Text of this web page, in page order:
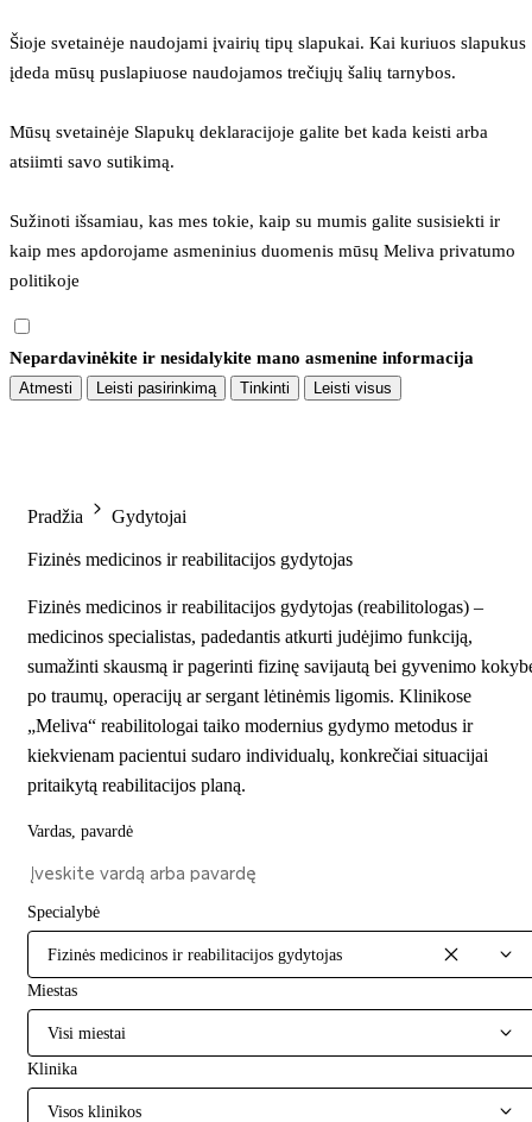
Šioje svetainėje naudojami įvairių tipų slapukai. Kai kuriuos slapukus
įdeda mūsų puslapiuose naudojamos trečiųjų šalių tarnybos.
Mūsų svetainėje Slapukų deklaracijoje galite bet kada keisti arba
atsiimti savo sutikimą.
Sužinoti išsamiau, kas mes tokie, kaip su mumis galite susisiekti ir
kaip mes apdorojame asmeninius duomenis mūsų Meliva privatumo
politikoje
Nepardavinėkite ir nesidalykite mano asmenine informacija
Atmesti Leisti pasirinkimą Tinkinti Leisti visus
Pradžia Gydytojai
Fizinės medicinos ir reabilitacijos gydytojas
Fizinės medicinos ir reabilitacijos gydytojas (reabilitologas) –
medicinos specialistas, padedantis atkurti judėjimo funkciją,
sumažinti skausmą ir pagerinti fizinę savijautą bei gyvenimo
po traumų, operacijų ar sergant lėtinėmis ligomis. Klinikose
„Meliva“ reabilitologai taiko modernius gydymo metodus ir
kiekvienam pacientui sudaro individualų, konkrečiai situacijai
pritaikytą reabilitacijos planą.
Vardas, pavardė
Specialybė
Fizinės medicinos ir reabilitacijos gydytojas
Miestas
Visi miestai
Klinika
Visos klinikos